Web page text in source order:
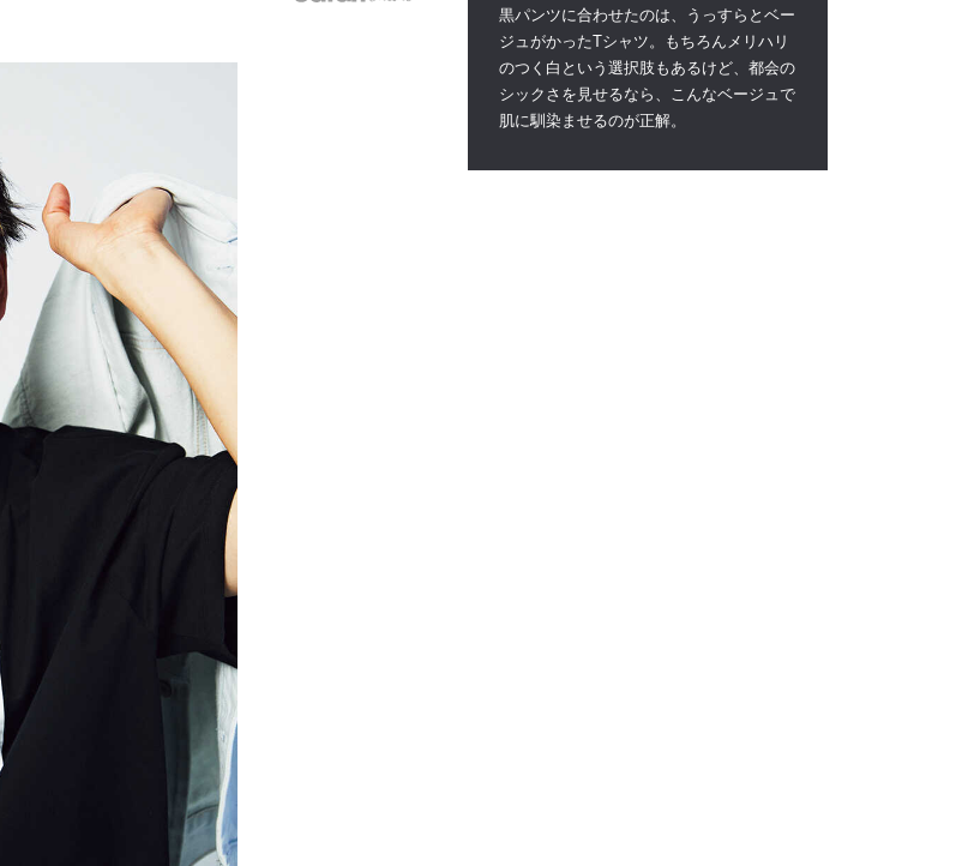
黒パンツに合わせたのは、うっすらとベー
ジュがかったTシャツ。もちろんメリハリ
のつく白という選択肢もあるけど、都会の
シックさを見せるなら、こんなベージュで
肌に馴染ませるのが正解。